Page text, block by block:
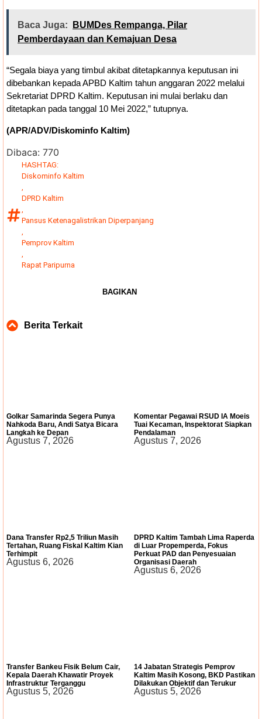
Baca Juga:
BUMDes Rempanga, Pilar
Pemberdayaan dan Kemajuan Desa
“Segala biaya yang timbul akibat ditetapkannya keputusan ini
dibebankan kepada APBD Kaltim tahun anggaran 2022 melalui
Sekretariat DPRD Kaltim. Keputusan ini mulai berlaku dan
ditetapkan pada tanggal 10 Mei 2022,” tutupnya.
(APR/ADV/Diskominfo Kaltim)
Dibaca: 770
HASHTAG:
Diskominfo Kaltim
,
DPRD Kaltim
,
Pansus Ketenagalistrikan Diperpanjang
,
Pemprov Kaltim
,
Rapat Paripurna
BAGIKAN
Berita Terkait
Golkar Samarinda Segera Punya
Nahkoda Baru, Andi Satya Bicara
Langkah ke Depan
Agustus 7, 2026
Komentar Pegawai RSUD IA Moeis
Tuai Kecaman, Inspektorat Siapkan
Pendalaman
Agustus 7, 2026
Dana Transfer Rp2,5 Triliun Masih
Tertahan, Ruang Fiskal Kaltim Kian
Terhimpit
Agustus 6, 2026
DPRD Kaltim Tambah Lima Raperda
di Luar Propemperda, Fokus
Perkuat PAD dan Penyesuaian
Organisasi Daerah
Agustus 6, 2026
Transfer Bankeu Fisik Belum Cair,
Kepala Daerah Khawatir Proyek
Infrastruktur Terganggu
Agustus 5, 2026
14 Jabatan Strategis Pemprov
Kaltim Masih Kosong, BKD Pastikan
Dilakukan Objektif dan Terukur
Agustus 5, 2026